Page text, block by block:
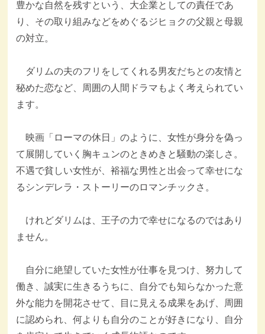
豊かな自然を残すという、大企業としての責任であ
り、その取り組みなどをめぐるジヒョクの父親と母親
の対立。
ダリムの夫のフリをしてくれる男友だちとの友情と
秘めた恋など、周囲の人間ドラマもよく考えられてい
ます。
映画「ローマの休日」のように、女性が身分を偽っ
て展開していく胸キュンのときめきと騒動の楽しさ。
不遇で貧しい女性が、裕福な男性と出会って幸せにな
るシンデレラ・ストーリーのロマンチックさ。
けれどダリムは、王子の力で幸せになるのではあり
ません。
自分に絶望していた女性が仕事を見つけ、努力して
働き、誠実に生きるうちに、自分でも知らなかった意
外な能力を開花させて、目に見える成果をあげ、周囲
に認められ、何よりも自分のことが好きになり、自分